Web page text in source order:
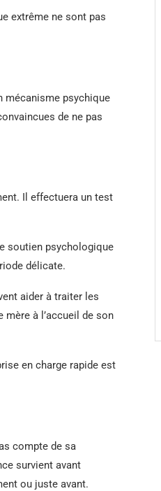
extrême ne sont pas
mécanisme psychique
de ne pas
Il effectuera un test
soutien psychologique
délicate.
aider à traiter les
à l’accueil de son
en charge rapide est
compte de sa
survient avant
ou juste avant.